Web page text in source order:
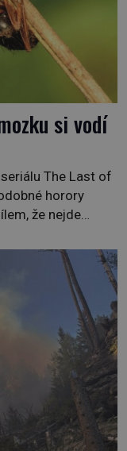
si vodí
The Last of
horory
že nejde
jednodušší
zombie není nic